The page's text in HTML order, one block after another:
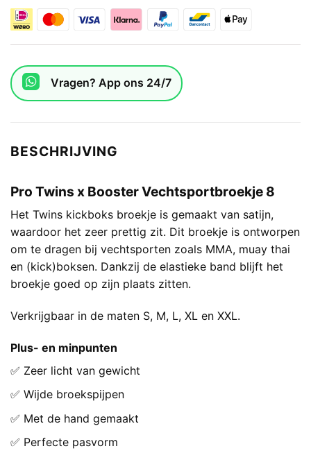
Vragen? App ons 24/7
BESCHRIJVING
Pro Twins x Booster Vechtsportbroekje 8
Het Twins kickboks broekje is gemaakt van satijn,
waardoor het zeer prettig zit. Dit broekje is ontworpen
om te dragen bij vechtsporten zoals MMA, muay thai
en (kick)boksen. Dankzij de elastieke band blijft het
broekje goed op zijn plaats zitten.
Verkrijgbaar in de maten S, M, L, XL en XXL.
Plus- en minpunten
✅ Zeer licht van gewicht
✅ Wijde broekspijpen
✅ Met de hand gemaakt
✅ Perfecte pasvorm